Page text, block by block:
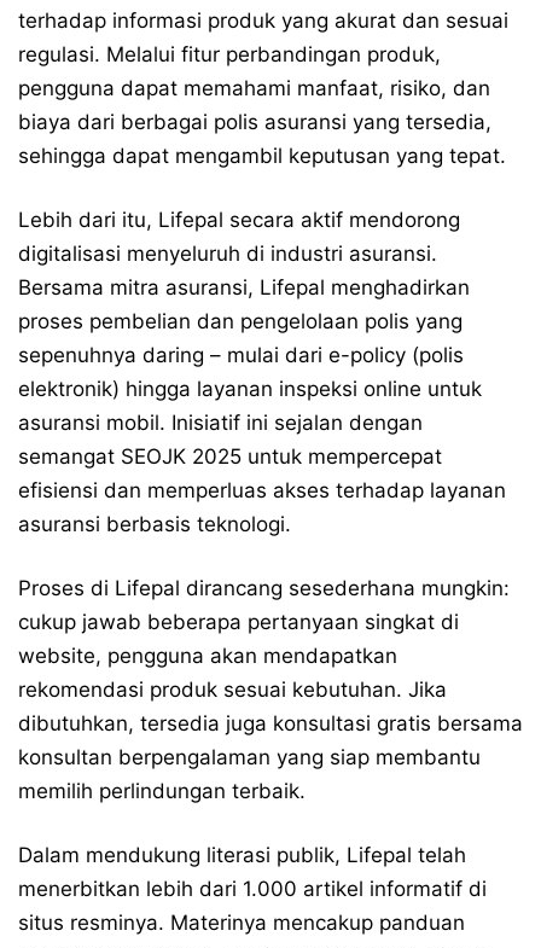
terhadap informasi produk yang akurat dan sesuai
regulasi. Melalui fitur perbandingan produk,
pengguna dapat memahami manfaat, risiko, dan
biaya dari berbagai polis asuransi yang tersedia,
sehingga dapat mengambil keputusan yang tepat.
Lebih dari itu, Lifepal secara aktif mendorong
digitalisasi menyeluruh di industri asuransi.
Bersama mitra asuransi, Lifepal menghadirkan
proses pembelian dan pengelolaan polis yang
sepenuhnya daring – mulai dari e-policy (polis
elektronik) hingga layanan inspeksi online untuk
asuransi mobil. Inisiatif ini sejalan dengan
semangat SEOJK 2025 untuk mempercepat
efisiensi dan memperluas akses terhadap layanan
asuransi berbasis teknologi.
Proses di Lifepal dirancang sesederhana mungkin:
cukup jawab beberapa pertanyaan singkat di
website, pengguna akan mendapatkan
rekomendasi produk sesuai kebutuhan. Jika
dibutuhkan, tersedia juga konsultasi gratis bersama
konsultan berpengalaman yang siap membantu
memilih perlindungan terbaik.
Dalam mendukung literasi publik, Lifepal telah
menerbitkan lebih dari 1.000 artikel informatif di
situs resminya. Materinya mencakup panduan